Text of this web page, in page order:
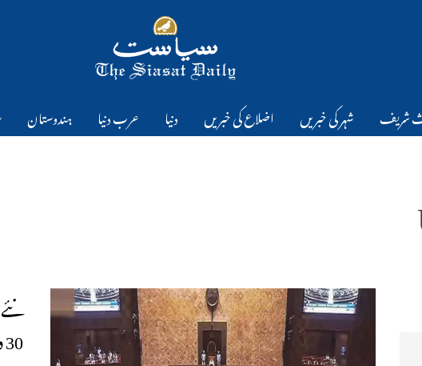
شریف شہر کی خبریں اضلاع کی خبریں دنیا عرب دنیا ہندوستان
30 دن کی حراست کے بعدہوں گے برخواست۔